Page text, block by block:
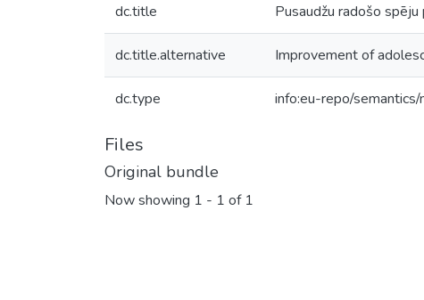
dc.title Pusaudžu radošo
dc.title.alternative Improvement of
dc.type info:eu-repo/
Files
Original bundle
Now showing 1 - 1 of 1